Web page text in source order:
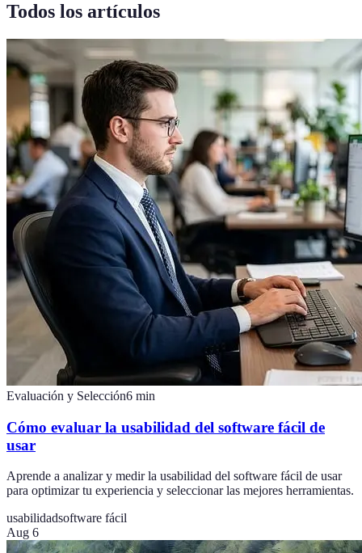
Todos los artículos
Evaluación y Selección6 min
Cómo evaluar la usabilidad del software fácil de
usar
Aprende a analizar y medir la usabilidad del software fácil de usar
para optimizar tu experiencia y seleccionar las mejores herramientas.
usabilidadsoftware fácil
Aug 6